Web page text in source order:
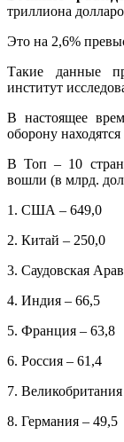
триллиона
Это на 2,6%
Такие данные
институт
В настоящее
оборону
В Топ – 10
вошли (в млрд.
1. США – 649,0
2. Китай – 250,0
3. Саудовская
4. Индия – 66,5
5. Франция – 63,8
6. Россия – 61,4
7.
8. Германия – 49,5